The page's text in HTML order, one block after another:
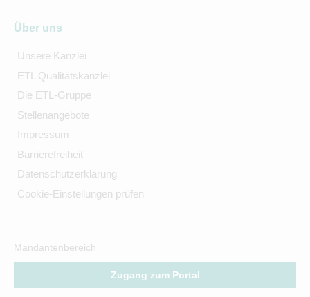
Über uns
Unsere Kanzlei
ETL Qualitätskanzlei
Die ETL-Gruppe
Stellenangebote
Impressum
Barrierefreiheit
Datenschutzerklärung
Cookie-Einstellungen prüfen
Mandantenbereich
Zugang zum Portal